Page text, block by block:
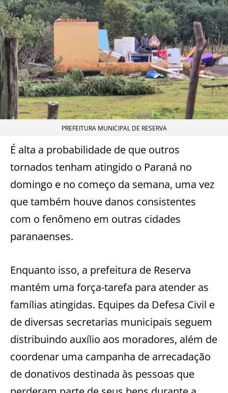
PREFEITURA MUNICIPAL DE RESERVA
É alta a probabilidade de que outros
tornados tenham atingido o Paraná no
domingo e no começo da semana, uma vez
que também houve danos consistentes
com o fenômeno em outras cidades
paranaenses.
Enquanto isso, a prefeitura de Reserva
mantém uma força-tarefa para atender as
famílias atingidas. Equipes da Defesa Civil e
de diversas secretarias municipais seguem
distribuindo auxílio aos moradores, além de
coordenar uma campanha de arrecadação
de donativos destinada às pessoas que